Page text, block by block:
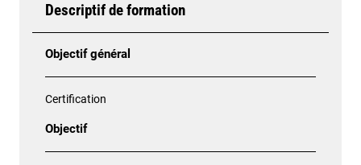
Descriptif de formation
Objectif général
Certification
Objectif